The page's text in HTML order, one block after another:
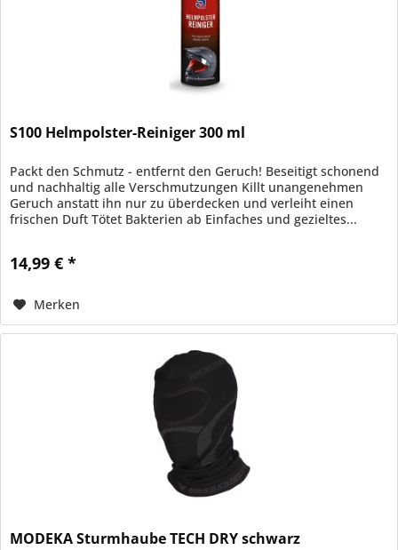
S100 Helmpolster-Reiniger 300 ml
Packt den Schmutz - entfernt den Geruch! Beseitigt schonend
und nachhaltig alle Verschmutzungen Killt unangenehmen
Geruch anstatt ihn nur zu überdecken und verleiht einen
frischen Duft Tötet Bakterien ab Einfaches und gezieltes...
14,99 € *
Merken
MODEKA Sturmhaube TECH DRY schwarz